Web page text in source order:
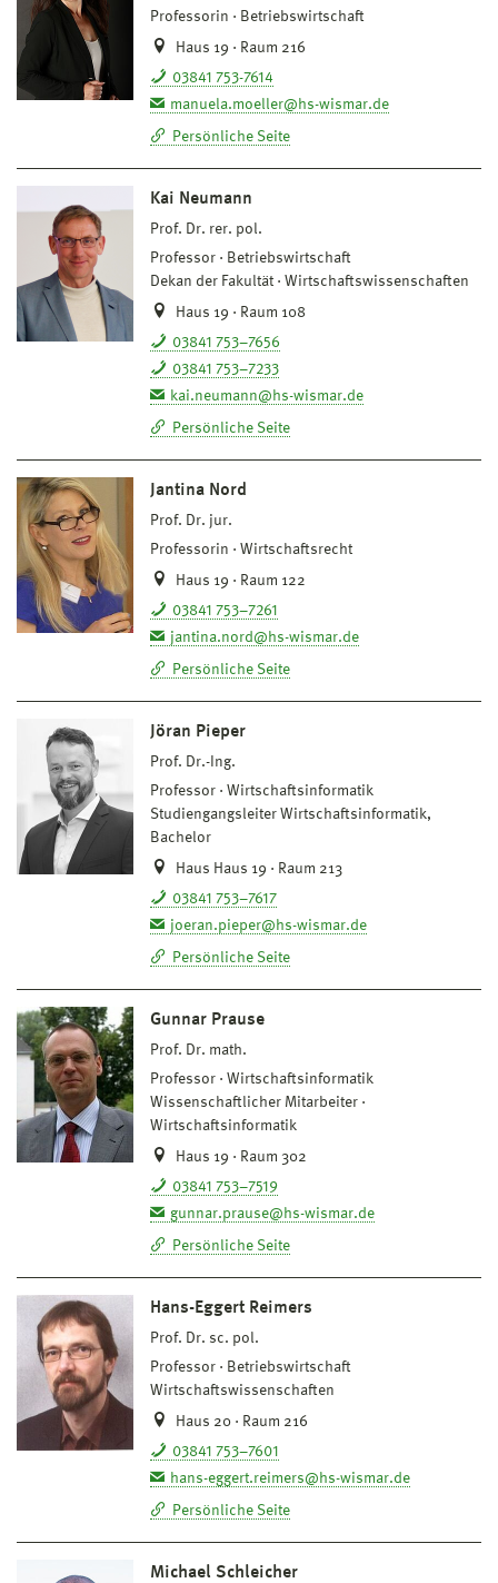
Professorin
Betriebswirtschaft
Haus 19 · Raum 216
03841 753-7614
manuela.moeller@hs-wismar.de
Persönliche Seite
Kai Neumann
Prof. Dr. rer. pol.
Professor
Betriebswirtschaft
Dekan der Fakultät
Wirtschaftswissenschaften
Haus 19 · Raum 108
03841 753–7656
03841 753–7233
kai.neumann@hs-wismar.de
Persönliche Seite
Jantina Nord
Prof. Dr. jur.
Professorin
Wirtschaftsrecht
Haus 19 · Raum 122
03841 753–7261
jantina.nord@hs-wismar.de
Persönliche Seite
Jöran Pieper
Prof. Dr.-Ing.
Professor
Wirtschaftsinformatik
Studiengangsleiter Wirtschaftsinformatik,
Bachelor
Haus Haus 19 · Raum 213
03841 753–7617
joeran.pieper@hs-wismar.de
Persönliche Seite
Gunnar Prause
Prof. Dr. math.
Professor
Wirtschaftsinformatik
Wissenschaftlicher Mitarbeiter
Wirtschaftsinformatik
Haus 19 · Raum 302
03841 753–7519
gunnar.prause@hs-wismar.de
Persönliche Seite
Hans-Eggert Reimers
Prof. Dr. sc. pol.
Professor
Betriebswirtschaft
Wirtschaftswissenschaften
Haus 20 · Raum 216
03841 753–7601
hans-eggert.reimers@hs-wismar.de
Persönliche Seite
Michael Schleicher